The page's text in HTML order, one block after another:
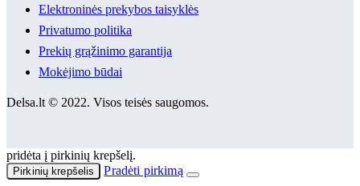
Elektroninės prekybos taisyklės
Privatumo politika
Prekių grąžinimo garantija
Mokėjimo būdai
Delsa.lt © 2022. Visos teisės saugomos.
pridėta į pirkinių krepšelį.
Pirkinių krepšelis Pradėti pirkimą